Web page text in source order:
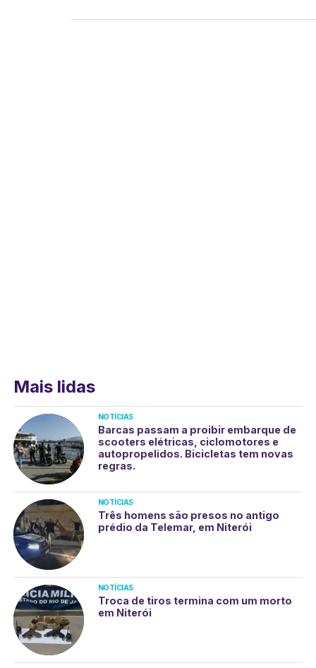
Mais lidas
NOTÍCIAS
Barcas passam a proibir embarque de
scooters elétricas, ciclomotores e
autopropelidos. Bicicletas tem novas
regras.
NOTÍCIAS
Três homens são presos no antigo
prédio da Telemar, em Niterói
NOTÍCIAS
Troca de tiros termina com um morto
em Niterói